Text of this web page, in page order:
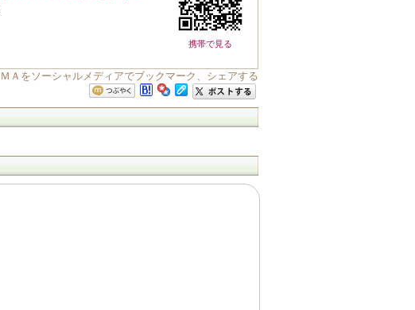
携帯で見る
Ａをソーシャルメディアでブックマーク、シェアする